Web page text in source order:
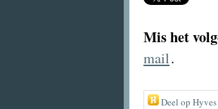
Mis het
mail.
Deel op Hyves